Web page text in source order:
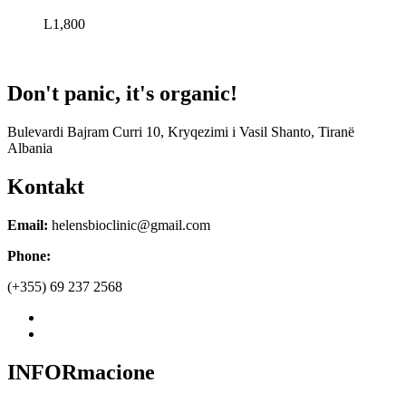
L1,800
Don't panic, it's organic!
Bulevardi Bajram Curri 10, Kryqezimi i Vasil Shanto, Tiranë
Albania
Kontakt
Email: helensbioclinic@gmail.com
Phone:
(+355) 69 237 2568
INFORmacione